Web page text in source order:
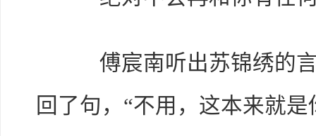
傅宸南听出苏锦绣的言
回了句，“不用，这本来就